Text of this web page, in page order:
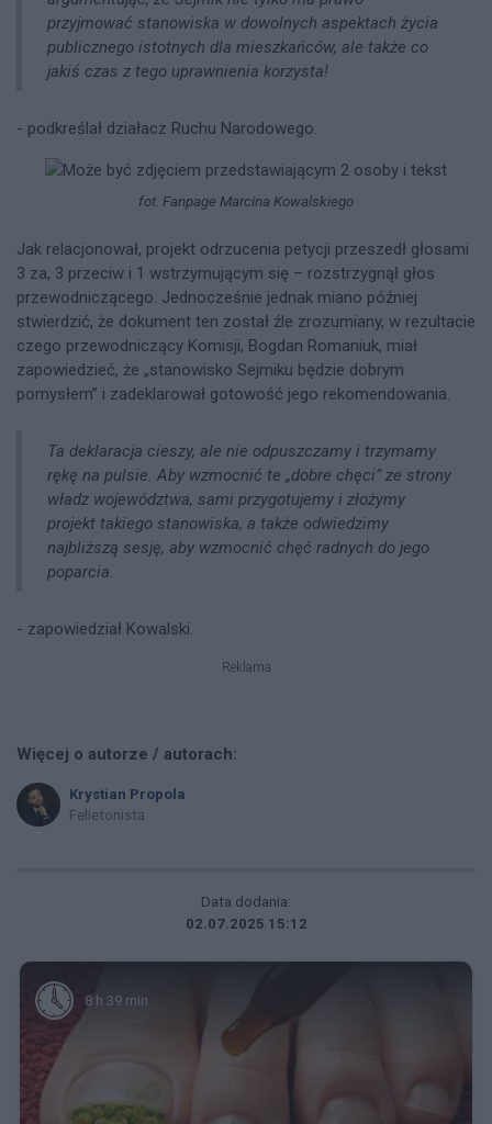
przyjmować stanowiska w dowolnych aspektach życia
publicznego istotnych dla mieszkańców, ale także co
jakiś czas z tego uprawnienia korzysta!
- podkreślał działacz Ruchu Narodowego.
fot. Fanpage Marcina Kowalskiego
Jak relacjonował, projekt odrzucenia petycji przeszedł głosami
3 za, 3 przeciw i 1 wstrzymującym się – rozstrzygnął głos
przewodniczącego. Jednocześnie jednak miano później
stwierdzić, że dokument ten został źle zrozumiany, w rezultacie
czego przewodniczący Komisji, Bogdan Romaniuk, miał
zapowiedzieć, że „stanowisko Sejmiku będzie dobrym
pomysłem” i zadeklarował gotowość jego rekomendowania.
Ta deklaracja cieszy, ale nie odpuszczamy i trzymamy
rękę na pulsie. Aby wzmocnić te „dobre chęci” ze strony
władz województwa, sami przygotujemy i złożymy
projekt takiego stanowiska, a także odwiedzimy
najbliższą sesję, aby wzmocnić chęć radnych do jego
poparcia.
- zapowiedział Kowalski.
Reklama
Więcej o autorze / autorach:
Krystian Propola
Felietonista
Data dodania:
02.07.2025 15:12
8 h 39 min